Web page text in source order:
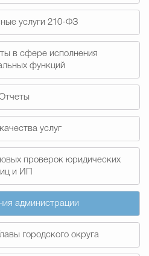
Дума городского округа
Обращения граждан
Противодействие
Муниципальные
услуги 210-ФЗ
в сфере исполнения
функций
услуг
проверок юридических
и ИП
администрации
городского округа